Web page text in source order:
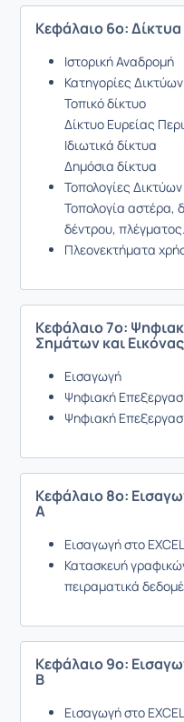
Κεφάλαιο 6ο:
Ιστορική Αναδρομή
Κατηγορίες Δικτύων
Τοπικό δίκτυο
Δίκτυο Ευρείας
Ιδιωτικά δίκτυα
Δημόσια δίκτυα
Τοπολογίες Δικτύων
Τοπολογία αστέρα,
δέντρου, πλέγματος.
Πλεονεκτήματα
Κεφάλαιο 7ο:
Σημάτων και Εικόνας
Εισαγωγή
Ψηφιακή
Ψηφιακή
Κεφάλαιο 8ο:
Α
Εισαγωγή στο
Κατασκευή
πειραματικά
Κεφάλαιο 9ο:
B
Εισαγωγή στο